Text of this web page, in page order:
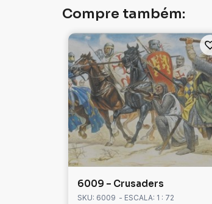
Compre também:
6009 – Crusaders
SKU: 6009 - ESCALA: 1 : 72